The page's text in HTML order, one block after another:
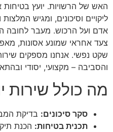
האש של הרשויות. יועץ
ליקויים וסיכונים, ומגיש
אדם ועל הרכוש. מעבר לחובה
צעד אחראי שמונע אסונות,
שקט נפשי. אנחנו מספקים
והסביבה – מקצועי, יסודי
מה כולל שירות
סקר סיכונים: בדיקת
תכנית בטיחות: הכנת